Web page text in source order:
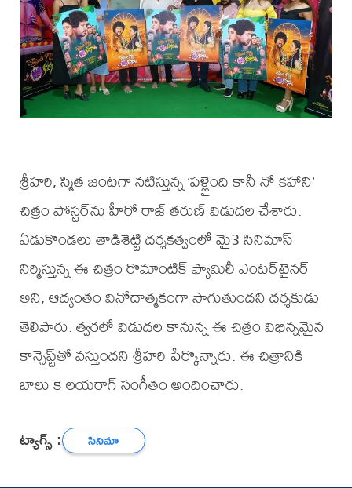
శ్రీహరి, స్మిత జంటగా నటిస్తున్న ‘పళ్లైంది కానీ నో కహాని’
చిత్రం పోస్టర్‌ను హీరో రాజ్ తరుణ్ విడుదల చేశారు.
ఏడుకొండలు తాడిశెట్టి దర్శకత్వంలో మై3 సినిమాస్
నిర్మిస్తున్న ఈ చిత్రం రొమాంటిక్ ఫ్యామిలీ ఎంటర్‌టైనర్
అని, ఆద్యంతం వినోదాత్మకంగా సాగుతుందని దర్శకుడు
తెలిపారు. త్వరలో విడుదల కానున్న ఈ చిత్రం విభిన్నమైన
కాన్సెప్ట్‌తో వస్తుందని శ్రీహరి పేర్కొన్నారు. ఈ చిత్రానికి
బాలు కె లయరాగ్‌ సంగీతం అందించారు.
ట్యాగ్స్ : సినిమా